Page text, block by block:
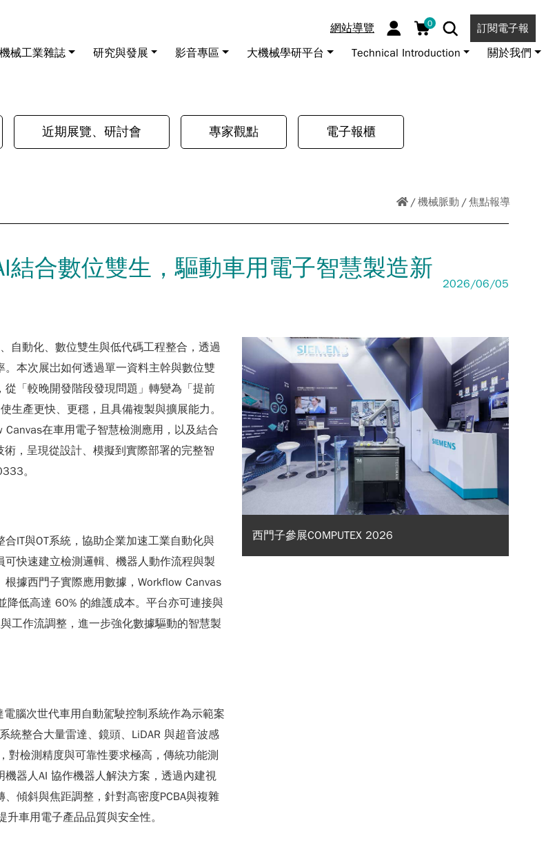
網站導覽 0 訂閱電子報
機械工業雜誌 研究與發展 影音專區 大機械學研平台 Technical Introduction 關於我們
近期展覽、研討會 專家觀點 電子報櫃
機械脈動 焦點報導
結合數位雙生，驅動車用電子智慧製造新
2026/06/05
自動化、數位雙生與低代碼工程整合，透過
本次展岀如何透過單一資料主幹與數位雙
「較晚開發階段發現問題」轉變為「提前
產更快、更穩，且具備複製與擴展能力。
在車用電子智慧檢測應用，以及結合
，呈現從設計、模擬到實際部署的完整智
。
IT與OT系統，協助企業加速工業自動化與
快速建立檢測邏輯、機器人動作流程與製
據西門子實際應用數據，Workflow Canvas
降低高達 60% 的維護成本。平台亦可連接與
工作流調整，進一步強化數據驅動的智慧製
腦次世代車用自動駕駛控制系統作為示範案
統整合大量雷達、鏡頭、LiDAR 與超音波感
對檢測精度與可靠性要求極高，傳統功能測
器人AI 協作機器人解決方案，透過內建視
傾斜與焦距調整，針對高密度PCBA與複雜
車用電子產品品質與安全性。
西門子參展COMPUTEX 2026